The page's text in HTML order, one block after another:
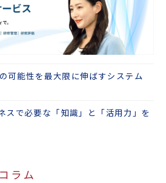
可能性を最大限に伸ばすシステム
スで必要な「知識」と「活用力」を
ラム